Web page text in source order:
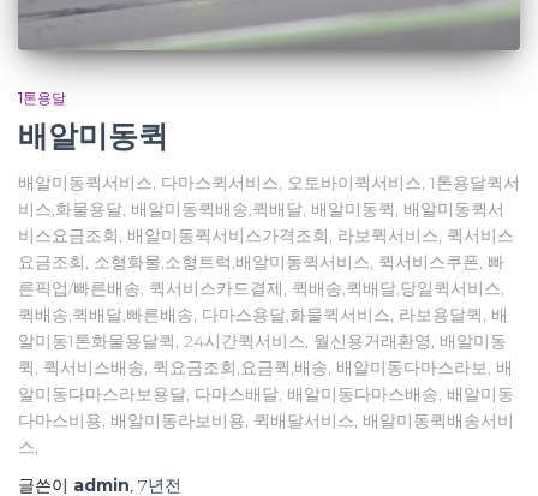
1톤용달
배알미동퀵
배알미동퀵서비스, 다마스퀵서비스, 오토바이퀵서비스, 1톤용달퀵서
비스,화물용달, 배알미동퀵배송,퀵배달, 배알미동퀵, 배알미동퀵서
비스요금조회, 배알미동퀵서비스가격조회, 라보퀵서비스, 퀵서비스
요금조회, 소형화물,소형트럭,배알미동퀵서비스, 퀵서비스쿠폰, 빠
른픽업/빠른배송, 퀵서비스카드결제, 퀵배송,퀵배달,당일퀵서비스,
퀵배송,퀵배달,빠른배송, 다마스용달,화물퀵서비스, 라보용달퀵, 배
알미동1톤화물용달퀵, 24시간퀵서비스, 월신용거래환영, 배알미동
퀵, 퀵서비스배송, 퀵요금조회,요금퀵,배송, 배알미동다마스라보, 배
알미동다마스라보용달, 다마스배달, 배알미동다마스배송, 배알미동
다마스비용, 배알미동라보비용, 퀵배달서비스, 배알미동퀵배송서비
스,
글쓴이 admin, 7년전